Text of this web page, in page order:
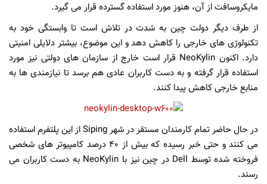
مایکروسافت از آن، هنوز مورد استفاده گسترده قرار می گیرد.
از طرف دیگر دولت چین به شدت در تلاش است تا وابستگی خود به
تکنولوژی های خارجی را کاهش دهد و این موضوع، بیشتر دلایلی امنیتی
دارد. اکنون NeoKylin قرار است خارج از سازمان های دولتی نیز مورد
استفاده قرار گرفته و به دست کاربران عادی هم برسد تا نیازمندی ها به
منابع خارجی کاهش پیدا کنند.
در حال حاضر تمام کارمندان مستقر در شهر Siping از این پلتفرم استفاده
می کنند و حتی خبر رسیده که بیش از ۴۰ درصد کامپیوتر های شخصی
فروخته شده توسط Dell در چین نیز با NeoKylin به دست کاربران می
رسند.